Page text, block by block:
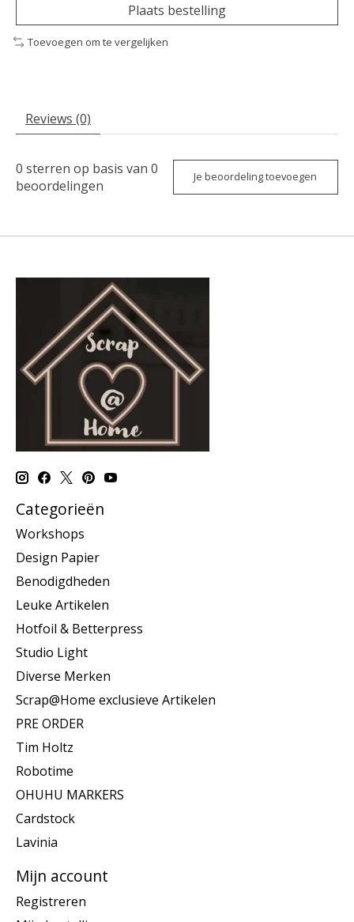
Plaats bestelling
Toevoegen om te vergelijken
Reviews (0)
0 sterren op basis van 0
beoordelingen
Je beoordeling toevoegen
Categorieën
Workshops
Design Papier
Benodigdheden
Leuke Artikelen
Hotfoil & Betterpress
Studio Light
Diverse Merken
Scrap@Home exclusieve Artikelen
PRE ORDER
Tim Holtz
Robotime
OHUHU MARKERS
Cardstock
Lavinia
Mijn account
Registreren